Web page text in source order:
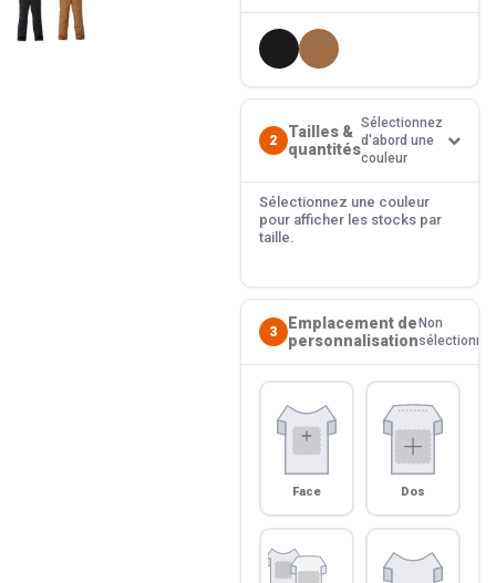
2
Tailles &
quantités
Sélectionnez
d'abord une
couleur
Sélectionnez une couleur
pour afficher les stocks par
taille.
3
Emplacement de
personnalisation
Non
sélectionné
Face Dos